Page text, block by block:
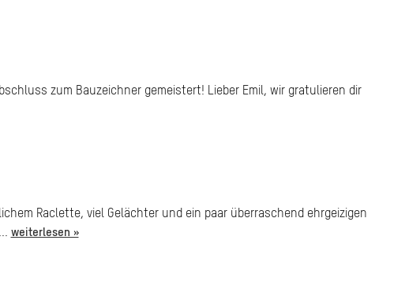
zum Bauzeichner gemeistert! Lieber Emil, wir gratulieren dir
Raclette, viel Gelächter und ein paar überraschend ehrgeizigen
weiterlesen »